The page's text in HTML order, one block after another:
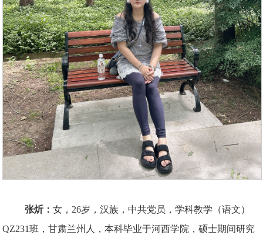
张炘： 女，26岁，汉族，中共党员，学科教学（语文）
QZ231班，甘肃兰州人，本科毕业于河西学院，硕士期间研究